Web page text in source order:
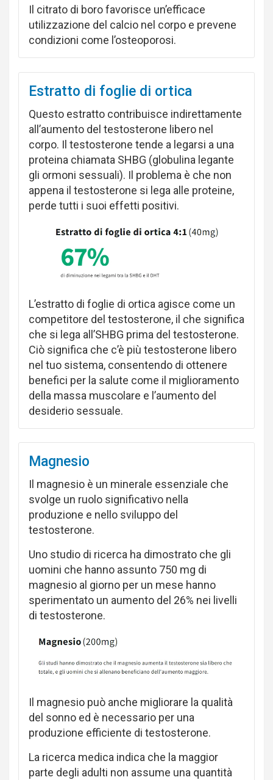
Il citrato di boro favorisce un’efficace
utilizzazione del calcio nel corpo e prevene
condizioni come l’osteoporosi.
Estratto di foglie di ortica
Questo estratto contribuisce indirettamente
all’aumento del testosterone libero nel
corpo. Il testosterone tende a legarsi a una
proteina chiamata SHBG (globulina legante
gli ormoni sessuali). Il problema è che non
appena il testosterone si lega alle proteine,
perde tutti i suoi effetti positivi.
L’estratto di foglie di ortica agisce come un
competitore del testosterone, il che significa
che si lega all’SHBG prima del testosterone.
Ciò significa che c’è più testosterone libero
nel tuo sistema, consentendo di ottenere
benefici per la salute come il miglioramento
della massa muscolare e l’aumento del
desiderio sessuale.
Magnesio
Il magnesio è un minerale essenziale che
svolge un ruolo significativo nella
produzione e nello sviluppo del
testosterone.
Uno studio di ricerca ha dimostrato che gli
uomini che hanno assunto 750 mg di
magnesio al giorno per un mese hanno
sperimentato un aumento del 26% nei livelli
di testosterone.
Il magnesio può anche migliorare la qualità
del sonno ed è necessario per una
produzione efficiente di testosterone.
La ricerca medica indica che la maggior
parte degli adulti non assume una quantità